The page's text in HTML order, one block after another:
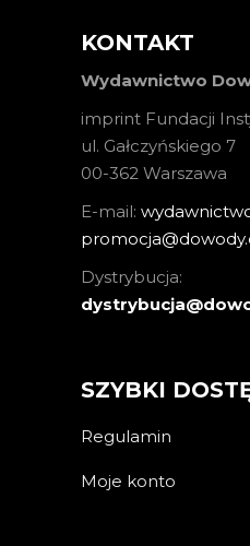
KONTAKT
Wydawnictwo
imprint Fundacji
ul. Gałczyńskiego 7
00-362 Warszawa
E-mail:
Dystrybucja:
SZYBKI
Regulamin
Moje konto